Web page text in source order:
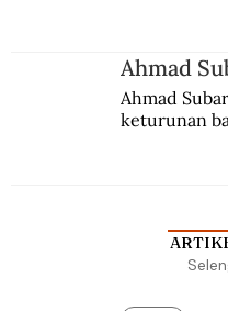
Ahmad
Ahmad
keturunan